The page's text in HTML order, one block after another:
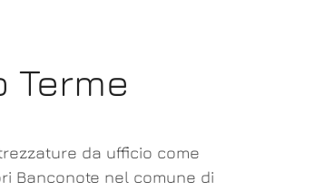
Terme
da ufficio come
Banconote nel comune di